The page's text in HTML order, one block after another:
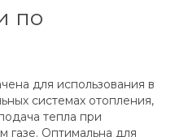
по
для использования в
системах отопления,
тепла при
газе. Оптимальна для